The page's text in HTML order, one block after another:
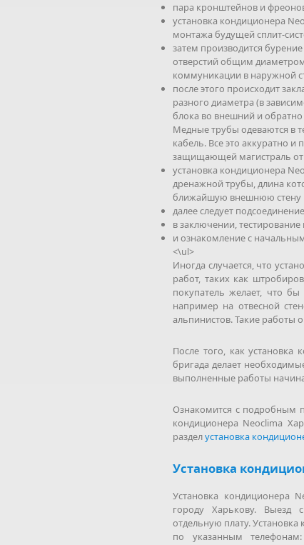
пара кронштейнов и
установка кондиционера
монтажа будущей сплит-
затем производится
отверстий общим
коммуникации в наружной
после этого происходит
разного диаметра (в
блока во внешний и обратно
Медные трубы одеваются в
кабель. Все это аккуратно
защищающей магистраль
установка кондиционера
дренажной трубы, длина
ближайшую внешнюю стену
далее следует
в заключении,
и ознакомление с
<\ul>
Иногда случается, что
работ, таких как
покупатель желает, что
например на отвесной
альпинистов. Такие работы
После того, как
бригада делает
выполненные работы
Ознакомится с подробным
кондиционера Neoclima
разделустановка
Установка
Установка кондиционера
городу Харькову. Выезд
отдельную плату.
по указанным